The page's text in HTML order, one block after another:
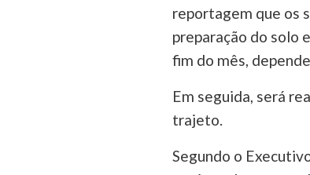
reportagem que os
preparação do solo
fim do mês,
Em seguida, será
trajeto.
Segundo o